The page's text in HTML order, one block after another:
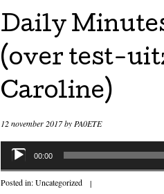
Daily
(over test-
Caroline)
12 november 2017by PA0ETE
Audiospeler
00:00
Posted in:Uncategorized |